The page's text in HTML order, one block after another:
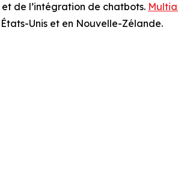
de l’intégration de chatbots.
Unis et en Nouvelle-Zélande.